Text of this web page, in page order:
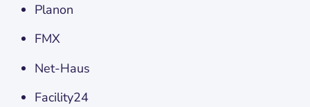
Planon
FMX
Net-Haus
Facility24